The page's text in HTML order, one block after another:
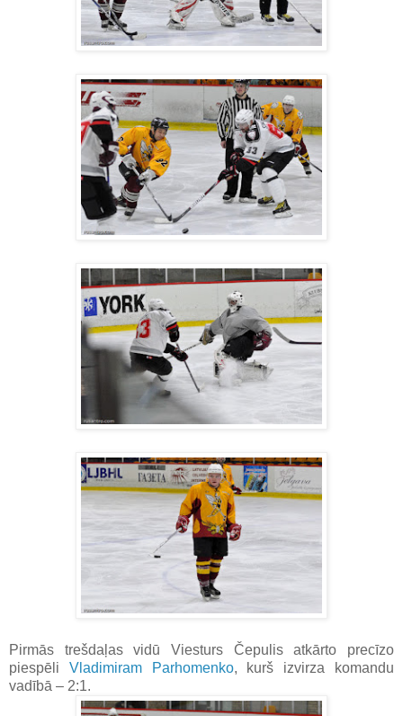
Pirmās trešdaļas vidū Viesturs Čepulis atkārto precīzo
piespēli Vladimiram Parhomenko, kurš izvirza komandu
vadībā – 2:1.